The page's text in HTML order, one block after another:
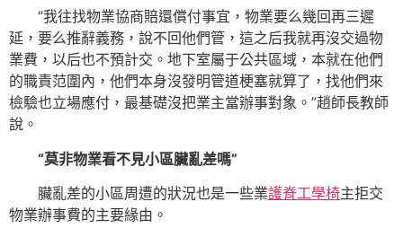
“我往找物業協商賠還償付事宜，物業要么幾回再三遲
延，要么推辭義務，說不回他們管，這之后我就再沒交過物
業費，以后也不預計交。地下室屬于公共區域，本就在他們
的職責范圍內，他們本身沒發明管道梗塞就算了，找他們來
檢驗也立場應付，最基礎沒把業主當辦事對象。”趙師長教師
說。
“莫非物業看不見小區臟亂差嗎”
臟亂差的小區周遭的狀況也是一些業護脊工學椅主拒交
物業辦事費的主要緣由。